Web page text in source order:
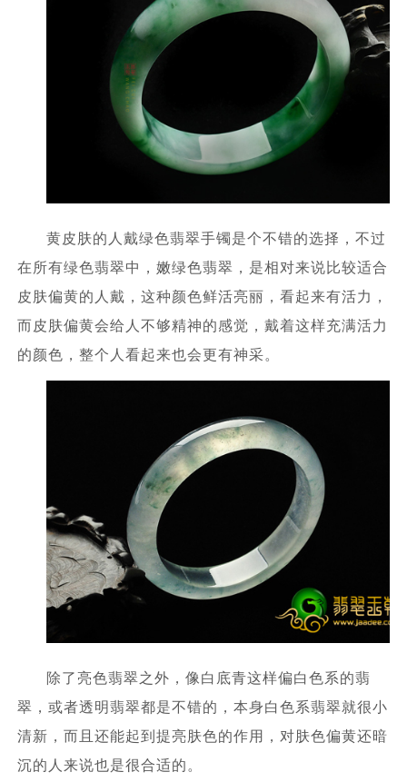
黄皮肤的人戴绿色翡翠手镯是个不错的选择，不过
在所有绿色翡翠中，嫩绿色翡翠，是相对来说比较适合
皮肤偏黄的人戴，这种颜色鲜活亮丽，看起来有活力，
而皮肤偏黄会给人不够精神的感觉，戴着这样充满活力
的颜色，整个人看起来也会更有神采。
除了亮色翡翠之外，像白底青这样偏白色系的翡
翠，或者透明翡翠都是不错的，本身白色系翡翠就很小
清新，而且还能起到提亮肤色的作用，对肤色偏黄还暗
沉的人来说也是很合适的。